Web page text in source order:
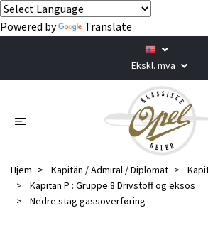
Powered by Translate
Ekskl. mva
Hjem Kapitän / Admiral / Diplomat
Kapitän P : Gruppe 8 Drivstoff og eksos
Nedre stag gassoverføring